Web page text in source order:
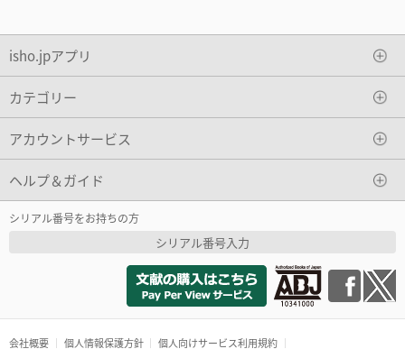
isho.jpアプリ
カテゴリー
アカウントサービス
ヘルプ＆ガイド
シリアル番号をお持ちの方
シリアル番号入力
会社概要 個人情報保護方針 個人向けサービス利用規約